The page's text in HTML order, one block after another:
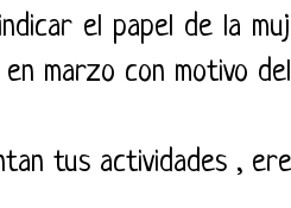
el papel de la
marzo con motivo
tus actividades ,